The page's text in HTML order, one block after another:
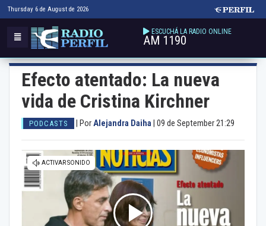
Thursday 6 de August de 2026
ESCUCHÁ LA RADIO ONLINE
AM 1190
Efecto atentado: La nueva
vida de Cristina Kirchner
PODCASTS PorAlejandra Daiha 09 de September 21:29